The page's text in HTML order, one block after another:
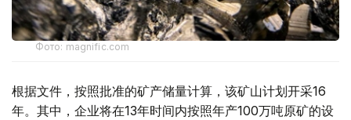
Фото: magnific.com
根据文件，按照批准的矿产储量计算，该矿山计划开采16
年。其中，企业将在13年时间内按照年产100万吨原矿的设